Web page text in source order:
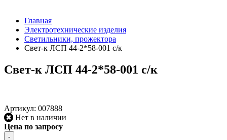
Главная
Электротехнические изделия
Светильники, прожектора
Свет-к ЛСП 44-2*58-001 с/к
Свет-к ЛСП 44-2*58-001 с/к
Артикул: 007888
Нет в наличии
Цена по запросу
-